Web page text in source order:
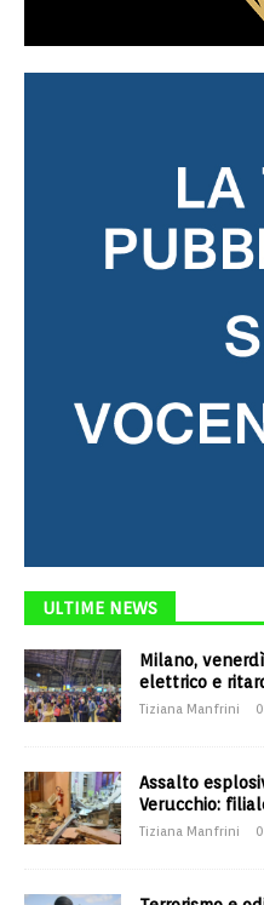
ULTIME NEWS
Milano,
elettrico e
Tiziana Manfrini
Assalto
Verucchio:
Tiziana Manfrini